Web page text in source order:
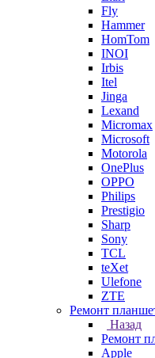
Fly
Hammer
HomTom
INOI
Irbis
Itel
Jinga
Lexand
Micromax
Microsoft
Motorola
OnePlus
OPPO
Philips
Prestigio
Sharp
Sony
TCL
teXet
Ulefone
ZTE
Ремонт
Назад
Ремонт
Apple